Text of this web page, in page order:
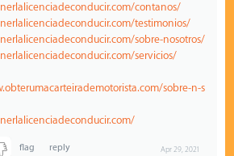
contanos/
testimonios/
sobre-nosotros/
servicios/
sobre-n-s
Apr 29, 2021